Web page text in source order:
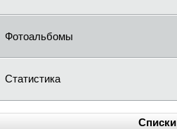
Фотоальбомы
Статистика
Списки